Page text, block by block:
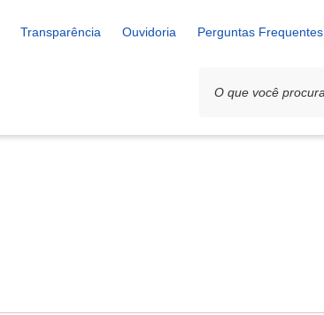
Transparência Ouvidoria Perguntas Frequentes